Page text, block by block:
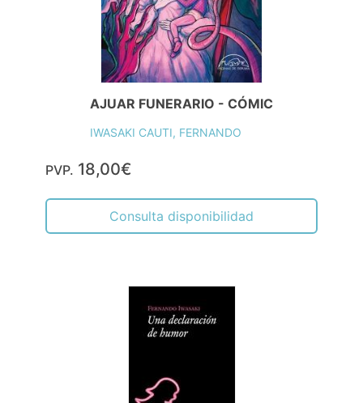
AJUAR FUNERARIO - CÓMIC
IWASAKI CAUTI, FERNANDO
PVP. 18,00€
Consulta disponibilidad